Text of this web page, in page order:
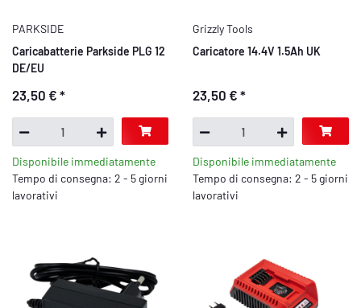
PARKSIDE
Caricabatterie Parkside PLG 12
DE/EU
23,50 € *
Disponibile immediatamente
Tempo di consegna: 2 - 5 giorni
lavorativi
Grizzly Tools
Caricatore 14.4V 1.5Ah UK
23,50 € *
Disponibile immediatamente
Tempo di consegna: 2 - 5 giorni
lavorativi